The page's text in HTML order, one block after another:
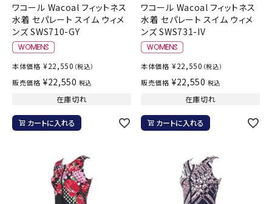
ワコール Wacoal フィットネス
水着 セパレート スイム ウィメ
ンズ SWS710-GY
本体価格 ¥22,550 （税込）
販売価格 ¥22,550 税込
在庫切れ
カートに入れる
ワコール Wacoal フィットネス
水着 セパレート スイム ウィメ
ンズ SWS731-IV
本体価格 ¥22,550 （税込）
販売価格 ¥22,550 税込
在庫切れ
カートに入れる